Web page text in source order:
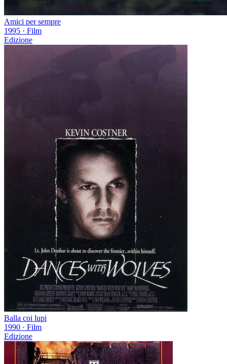
Amici per sempre
1995 · Film
Edizione
Balla coi lupi
1990 · Film
Edizione